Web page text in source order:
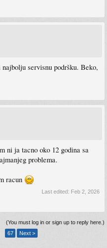
servisnu podršku. Beko,
ni ja tacno oko 12 godina sa
problema.
racun
Last edited: Feb 2, 2026
(You must log in or sign up to reply here.)
67 Next >